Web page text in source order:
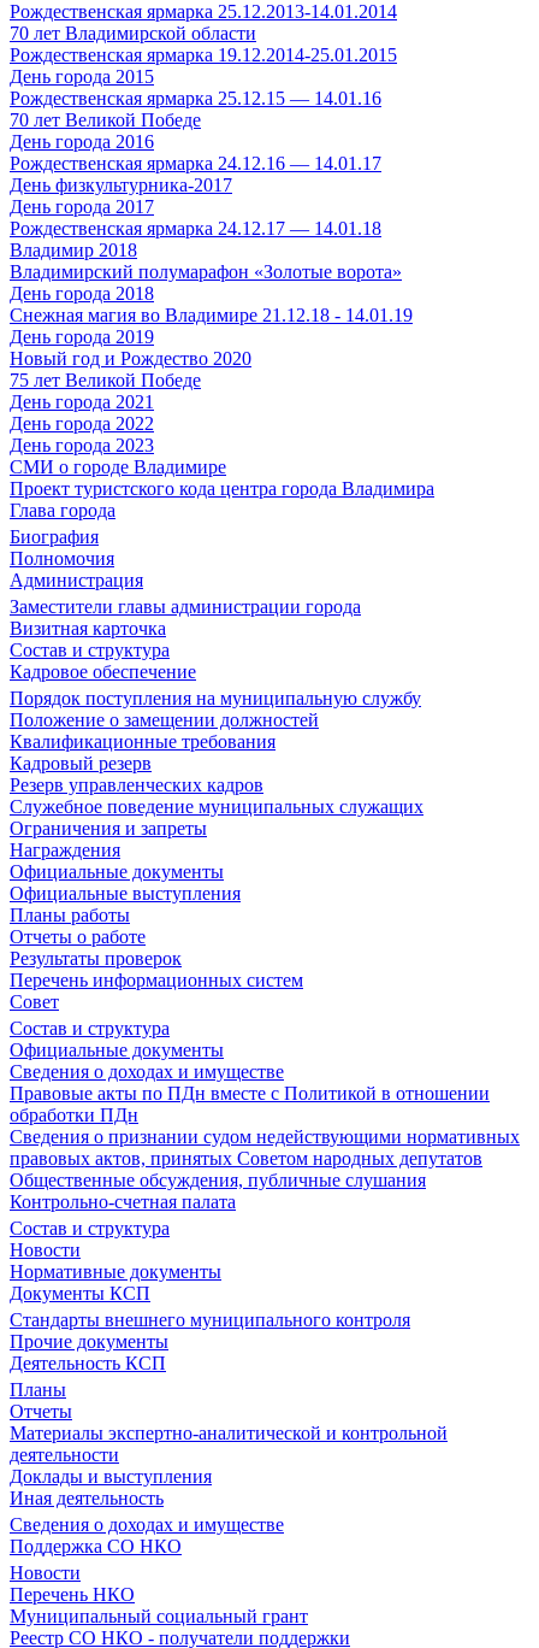
Рождественская ярмарка 25.12.2013-14.01.2014
70 лет Владимирской области
Рождественская ярмарка 19.12.2014-25.01.2015
День города 2015
Рождественская ярмарка 25.12.15 — 14.01.16
70 лет Великой Победе
День города 2016
Рождественская ярмарка 24.12.16 — 14.01.17
День физкультурника-2017
День города 2017
Рождественская ярмарка 24.12.17 — 14.01.18
Владимир 2018
Владимирский полумарафон «Золотые ворота»
День города 2018
Снежная магия во Владимире 21.12.18 - 14.01.19
День города 2019
Новый год и Рождество 2020
75 лет Великой Победе
День города 2021
День города 2022
День города 2023
СМИ о городе Владимире
Проект туристского кода центра города Владимира
Глава города
Биография
Полномочия
Администрация
Заместители главы администрации города
Визитная карточка
Состав и структура
Кадровое обеспечение
Порядок поступления на муниципальную службу
Положение о замещении должностей
Квалификационные требования
Кадровый резерв
Резерв управленческих кадров
Служебное поведение муниципальных служащих
Ограничения и запреты
Награждения
Официальные документы
Официальные выступления
Планы работы
Отчеты о работе
Результаты проверок
Перечень информационных систем
Совет
Состав и структура
Официальные документы
Сведения о доходах и имуществе
Правовые акты по ПДн вместе с Политикой в отношении
обработки ПДн
Сведения о признании судом недействующими нормативных
правовых актов, принятых Советом народных депутатов
Общественные обсуждения, публичные слушания
Контрольно-счетная палата
Состав и структура
Новости
Нормативные документы
Документы КСП
Стандарты внешнего муниципального контроля
Прочие документы
Деятельность КСП
Планы
Отчеты
Материалы экспертно-аналитической и контрольной
деятельности
Доклады и выступления
Иная деятельность
Сведения о доходах и имуществе
Поддержка СО НКО
Новости
Перечень НКО
Муниципальный социальный грант
Реестр СО НКО - получатели поддержки